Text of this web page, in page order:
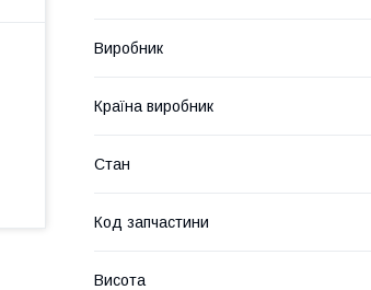
Виробник
Країна виробник
Стан
Код запчастини
Висота